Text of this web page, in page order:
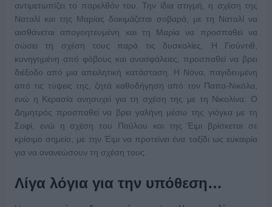
αντιμετωπίζει το παρελθόν του. Την ίδια στιγμή, η σχέση της
Ναταλί και της Μαρίας δοκιμάζεται σοβαρά, με τη Ναταλί να
αισθάνεται απογοητευμένη και τη Μαρία να προσπαθεί να
σώσει τη σχέση τους παρά τις δυσκολίες. Η Γιούντιθ,
κυνηγημένη από φόβους και ανασφάλειες, προσπαθεί να βρει
διέξοδο από μια απειλητική κατάσταση. Η Νόνα, παγιδευμένη
από τις τύψεις της, ζητά καθοδήγηση από τον Παπα-Νικόλα,
ενώ η Κερασία ανησυχεί για τη σχέση της με τη Νικολίνα. Ο
Δημητρός προσπαθεί να βρει γαλήνη μέσω της γιόγκα με τη
Σοφί, ενώ η σχέση του Παύλου και της Έιμι βρίσκεται σε
κρίσιμο σημείο, με την Έιμι να προτείνει ένα ταξίδι ως ευκαιρία
για να ανανεώσουν τη σχέση τους.
Λίγα λόγια για την υπόθεση…